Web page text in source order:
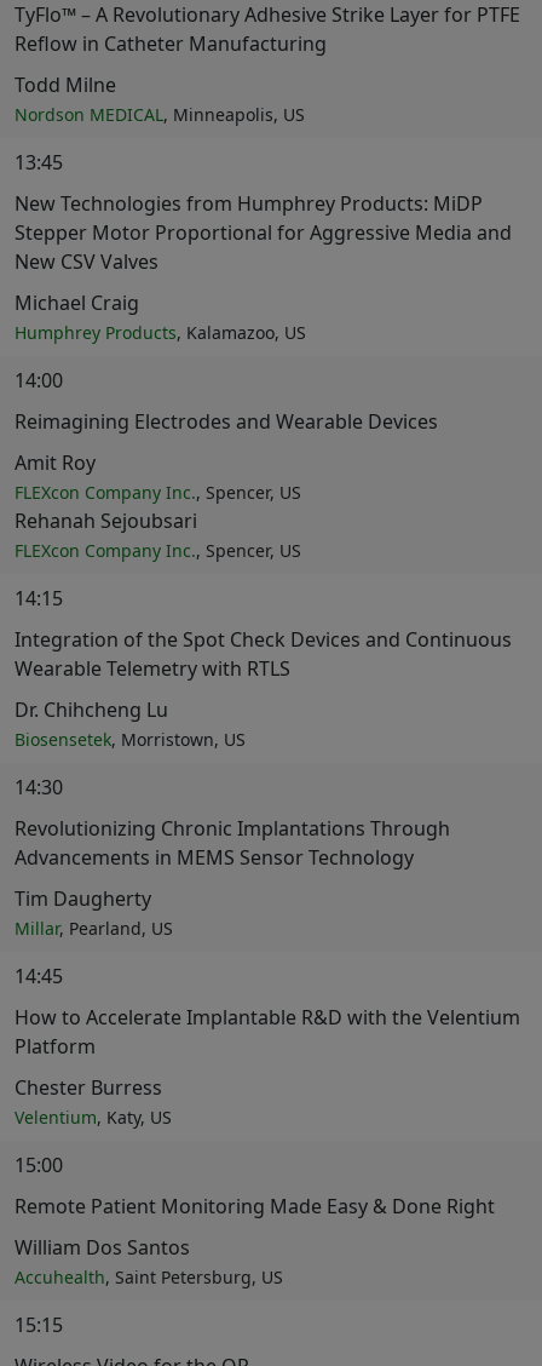
TyFlo™ – A Revolutionary Adhesive Strike Layer for PTFE
Reflow in Catheter Manufacturing
Todd Milne
Nordson MEDICAL, Minneapolis, US
13:45
New Technologies from Humphrey Products: MiDP
Stepper Motor Proportional for Aggressive Media and
New CSV Valves
Michael Craig
Humphrey Products, Kalamazoo, US
14:00
Reimagining Electrodes and Wearable Devices
Amit Roy
FLEXcon Company Inc., Spencer, US
Rehanah Sejoubsari
FLEXcon Company Inc., Spencer, US
14:15
Integration of the Spot Check Devices and Continuous
Wearable Telemetry with RTLS
Dr. Chihcheng Lu
Biosensetek, Morristown, US
14:30
Revolutionizing Chronic Implantations Through
Advancements in MEMS Sensor Technology
Tim Daugherty
Millar, Pearland, US
14:45
How to Accelerate Implantable R&D with the Velentium
Platform
Chester Burress
Velentium, Katy, US
15:00
Remote Patient Monitoring Made Easy & Done Right
William Dos Santos
Accuhealth, Saint Petersburg, US
15:15